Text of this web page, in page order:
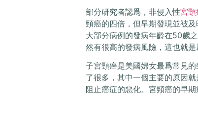
部分研究者認爲，非侵入性宮頸
頸癌的四倍，但早期發現並被
大部分病例的發病年齡在50歲
然有很高的發病風險，這也就
子宮頸癌是美國婦女最爲常見
了很多，其中一個主要的原因
阻止癌症的惡化。宮頸癌的早期